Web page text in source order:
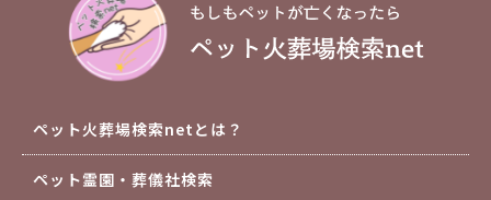
ペット火葬場検索netとは？
ペット霊園・葬儀社検索